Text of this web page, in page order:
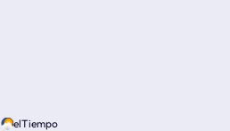
elTiempo